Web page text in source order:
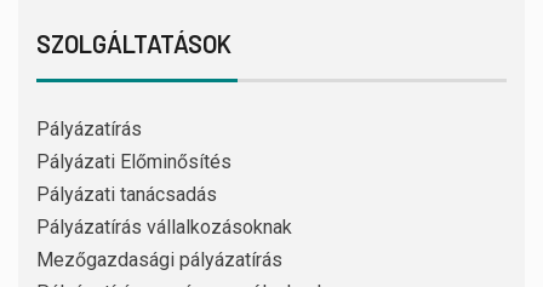
SZOLGÁLTATÁSOK
Pályázatírás
Pályázati Előminősítés
Pályázati tanácsadás
Pályázatírás vállalkozásoknak
Mezőgazdasági pályázatírás